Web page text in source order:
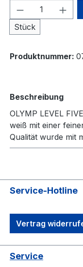
Produkt
Stück
Produktnummer:
Beschreibung
OLYMP LEVEL
weiß mit einer
Qualität wurde mit
Service-Hotline
Vertrag
Service